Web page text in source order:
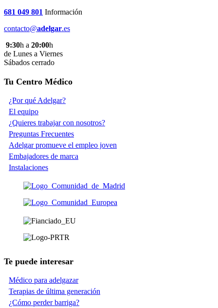
681 049 801 Información
contacto@adelgar.es
9:30h a 20:00h
de Lunes a Viernes
Sábados cerrado
Tu Centro Médico
¿Por qué Adelgar?
El equipo
¿Quieres trabajar con nosotros?
Preguntas Frecuentes
Adelgar promueve el empleo joven
Embajadores de marca
Instalaciones
Te puede interesar
Médico para adelgazar
Terapias de última generación
¿Cómo perder barriga?